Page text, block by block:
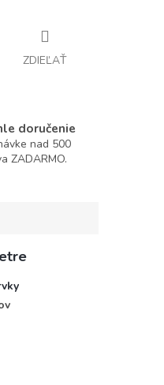
ZDIEĽAŤ
doručenie
nad 500
ZADARMO.